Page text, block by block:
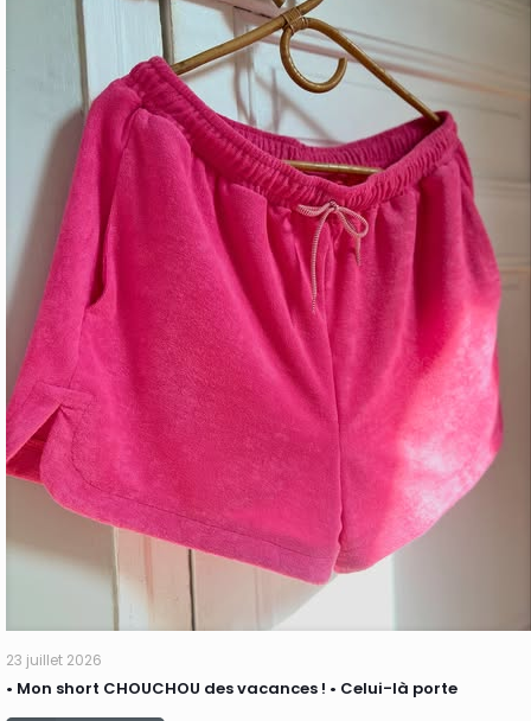
23 juillet 2026
• Mon short CHOUCHOU des vacances ! • Celui-là porte